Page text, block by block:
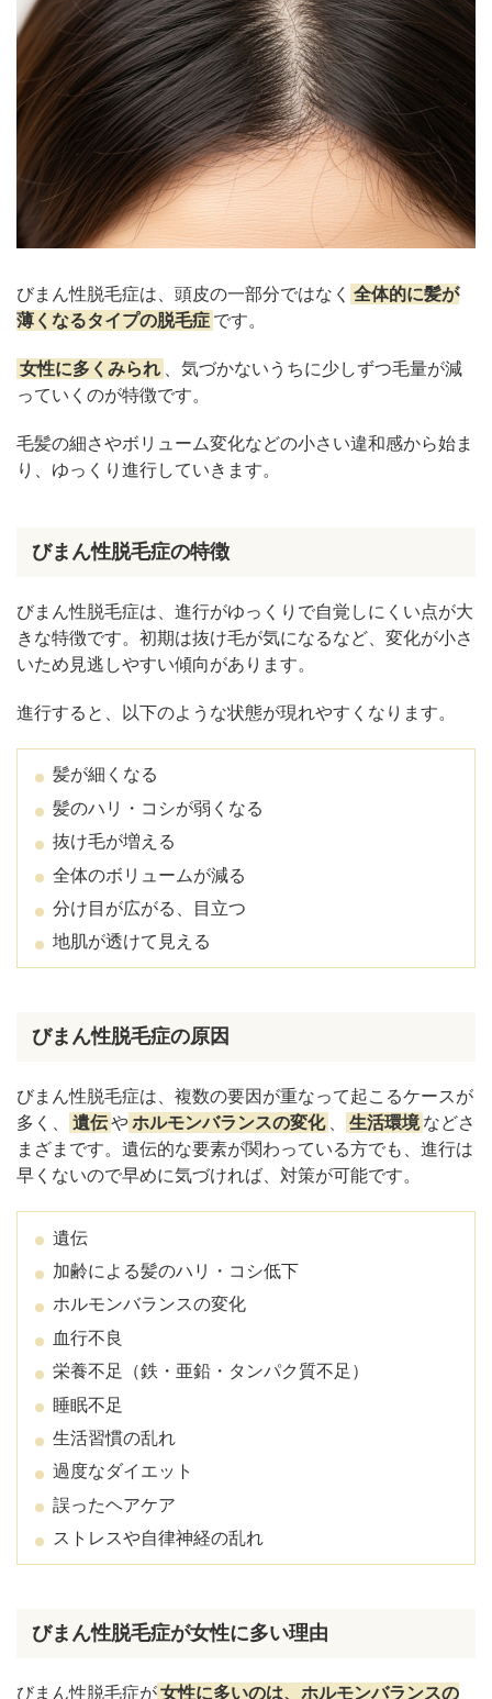
びまん性脱毛症の美容クリニックでの治療とは？
内服治療
外用薬
頭皮注射（メソセラピー）
まとめ
びまん性脱毛症は、頭皮の一部分ではなく 全体的に髪が
薄くなるタイプの脱毛症 です。
女性に多くみられ
、気づかないうちに少しずつ毛量が減
っていくのが特徴です。
毛髪の細さやボリューム変化などの小さい違和感から始ま
り、ゆっくり進行していきます。
びまん性脱毛症の特徴
びまん性脱毛症は、進行がゆっくりで自覚しにくい点が大
きな特徴です。初期は抜け毛が気になるなど、変化が小さ
いため見逃しやすい傾向があります。
進行すると、以下のような状態が現れやすくなります。
髪が細くなる
髪のハリ・コシが弱くなる
抜け毛が増える
全体のボリュームが減る
分け目が広がる、目立つ
地肌が透けて見える
びまん性脱毛症の原因
びまん性脱毛症は、複数の要因が重なって起こるケースが
多く、
遺伝やホルモンバランスの変化 、 生活環境 などさ
まざまです。遺伝的な要素が関わっている方でも、進行は
早くないので早めに気づければ、対策が可能です。
遺伝
加齢による髪のハリ・コシ低下
ホルモンバランスの変化
血行不良
栄養不足（鉄・亜鉛・タンパク質不足）
睡眠不足
生活習慣の乱れ
過度なダイエット
誤ったヘアケア
ストレスや自律神経の乱れ
びまん性脱毛症が女性に多い理由
びまん性脱毛症が女性に多いのは、ホルモンバランスの